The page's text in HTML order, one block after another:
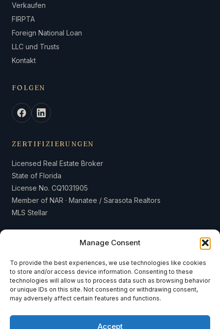
Manage Consent
To provide the best experiences, we use technologies like cookies
to store and/or access device information. Consenting to these
technologies will allow us to process data such as browsing behavior
or unique IDs on this site. Not consenting or withdrawing consent,
may adversely affect certain features and functions.
Accept
Verkaufen
FIRPTA
Foreign National Loan
LLC und Trusts
Kontakt
FOLGEN
ZERTIFIZIERUNGEN
Licensed Real Estate Broker
State of Florida
License No. CQ1031905
Member of NAR · Manatee / Sarasota Realtors
MLS Stellar
© 2026 Weiss & Weiss International LLC · Sea to Sky Realty · Alle
Rechte vorbehalten.
Datenschutzerklärung